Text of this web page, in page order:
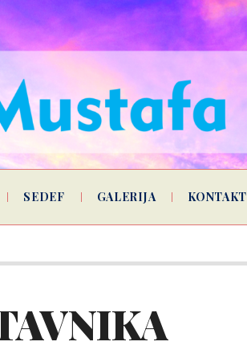
SEDEF GALERIJA KONTAKT